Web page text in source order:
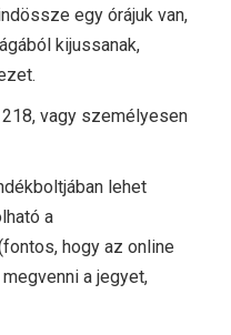
egy órájuk van,
kijussanak,
vagy személyesen
lehet
a
hogy az online
a jegyet,